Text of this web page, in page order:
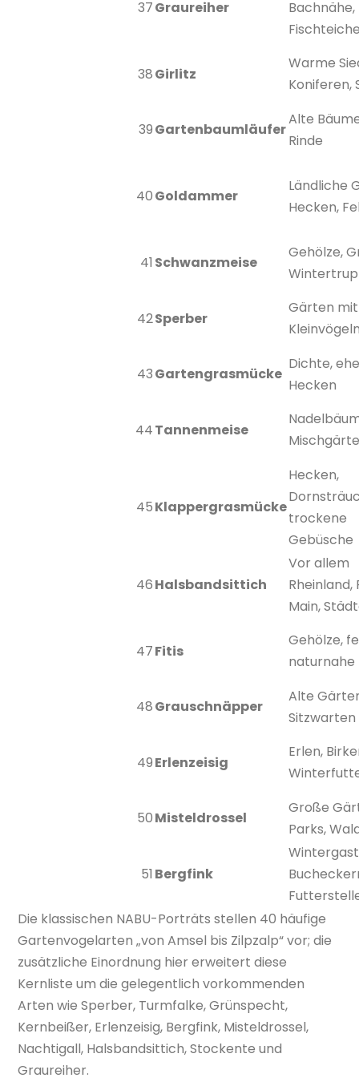
37Graureiher
Bachnähe,
38Girlitz
Warme
Koniferen,
39Gartenbaumläufer
Alte
Rinde
40Goldammer
Ländliche
Hecken,
41 Schwanzmeise
Gehölze,
42Sperber
Gärten
43Gartengrasmücke
Dichte,
Hecken
44Tannenmeise
45Klappergrasmücke
Hecken,
trockene
Gebüsche
46Halsbandsittich
Vor allem
Rheinland,
Main,
47Fitis
Gehölze,
naturnahe
48Grauschnäpper
Alte
Sitzwarten
49Erlenzeisig
Erlen,
50Misteldrossel
Große
Parks,
51 Bergfink
Die klassischen NABU-Porträts stellen 40 häufige
Gartenvogelarten „von Amsel bis Zilpzalp“ vor; die
zusätzliche Einordnung hier erweitert diese
Kernliste um die gelegentlich vorkommenden
Arten wie Sperber, Turmfalke, Grünspecht,
Kernbeißer, Erlenzeisig, Bergfink, Misteldrossel,
Nachtigall, Halsbandsittich, Stockente und
Graureiher.